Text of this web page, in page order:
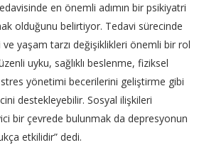
en önemli adımın bir psikiyatri
olduğunu belirtiyor. Tedavi sürecinde
yaşam tarzı değişiklikleri önemli bir rol
uyku, sağlıklı beslenme, fiziksel
yönetimi becerilerini geliştirme gibi
destekleyebilir. Sosyal ilişkileri
bir çevrede bulunmak da depresyonun
etkilidir” dedi.